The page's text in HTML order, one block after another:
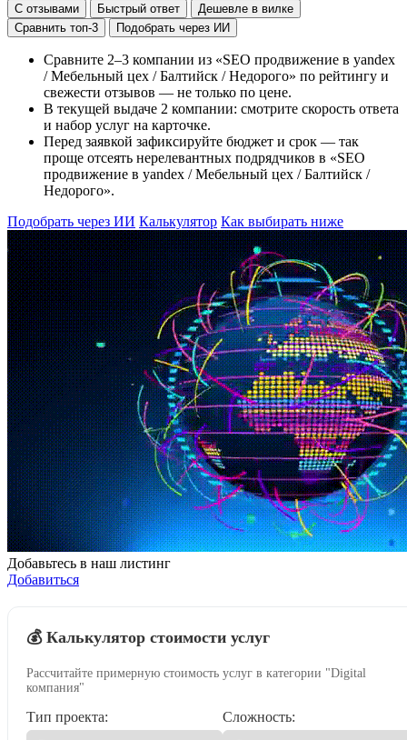
С отзывами Быстрый ответ
Дешевле в вилке
Сравнить топ-3
Подобрать через ИИ
Сравните 2–3 компании из «SEO продвижение в yandex
/ Мебельный цех / Балтийск / Недорого» по рейтингу и
свежести отзывов — не только по цене.
В текущей выдаче 2 компании: смотрите скорость ответа
и набор услуг на карточке.
Перед заявкой зафиксируйте бюджет и срок — так
проще отсеять нерелевантных подрядчиков в «SEO
продвижение в yandex / Мебельный цех / Балтийск /
Недорого».
Подобрать через ИИ Калькулятор Как выбирать ниже
Добавьтесь в наш листинг
Добавиться
💰 Калькулятор стоимости услуг
Рассчитайте примерную стоимость услуг в категории "Digital
компания"
Тип проекта: Сложность: